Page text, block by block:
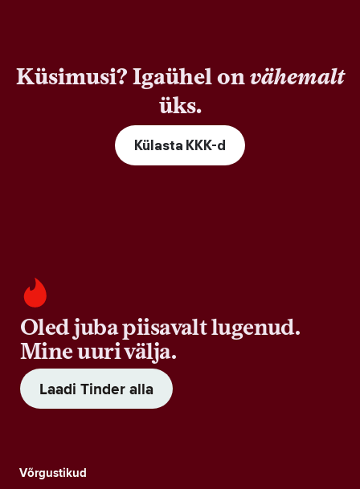
Küsimusi? Igaühel onvähemalt
üks.
Külasta KKK-d
Oled juba piisavalt lugenud.
Mine uuri välja.
Laadi Tinder alla
Võrgustikud